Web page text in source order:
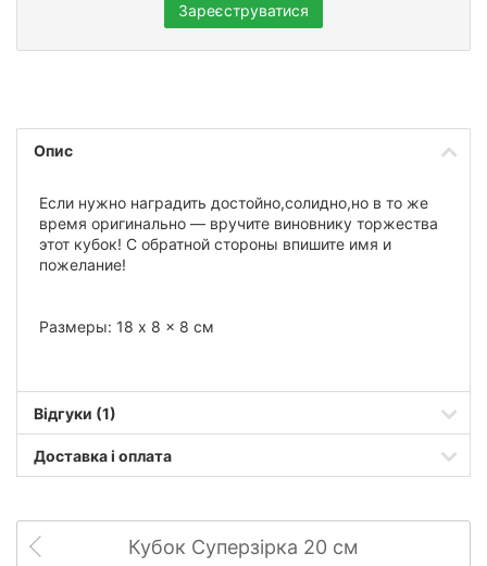
Зареєструватися
Опис
Если нужно наградить достойно,солидно,но в то же
время оригинально — вручите виновнику торжества
этот кубок! С обратной стороны впишите имя и
пожелание!
Размеры: 18 x 8 x 8 см
Відгуки (1)
Доставка і оплата
Кубок Суперзірка 20 см